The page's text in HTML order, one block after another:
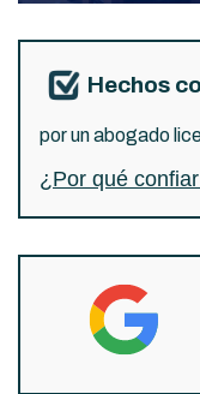
Hechos
por un abogado
¿Por qué